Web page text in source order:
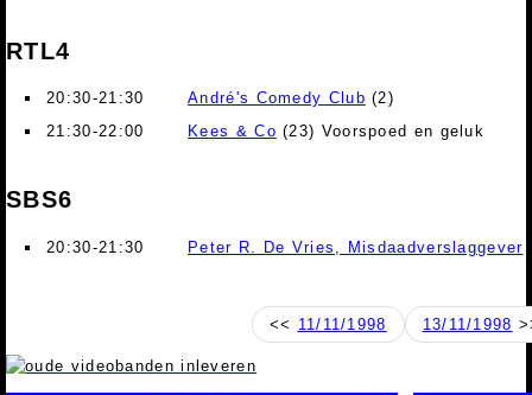
RTL4
20:30-21:30 André's Comedy Club (2)
21:30-22:00
Kees & Co (23) Voorspoed en geluk
SBS6
20:30-21:30 Peter R. De Vries, Misdaadverslaggever
<< 11/11/1998 13/11/1998